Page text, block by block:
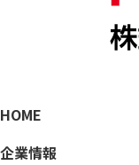
HOME
企業情報